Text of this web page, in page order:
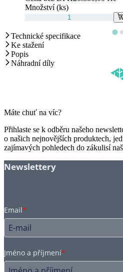
Množství (ks)
Technické specifikace
Ke stažení
Popis
Náhradní díly
Máte chuť na víc?
Přihlaste se k odběru našeho
o našich nejnovějších produktech,
zajímavých pohledech do zákulisí
Newslettery
Email*
Jméno a příjmení*